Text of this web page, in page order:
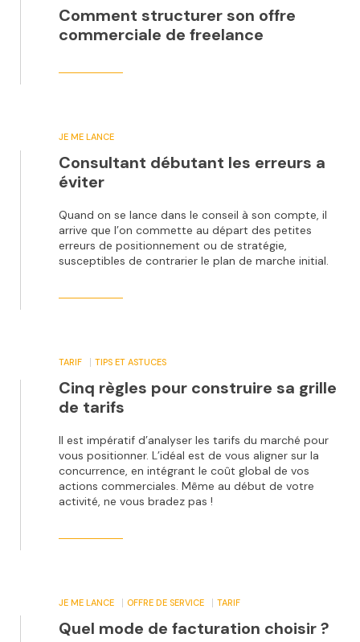
Comment structurer son offre
commerciale de freelance
JE ME LANCE
Consultant débutant les erreurs a
éviter
Quand on se lance dans le conseil à son compte, il
arrive que l’on commette au départ des petites
erreurs de positionnement ou de stratégie,
susceptibles de contrarier le plan de marche initial.
TARIF TIPS ET ASTUCES
Cinq règles pour construire sa grille
de tarifs
Il est impératif d’analyser les tarifs du marché pour
vous positionner. L’idéal est de vous aligner sur la
concurrence, en intégrant le coût global de vos
actions commerciales. Même au début de votre
activité, ne vous bradez pas !
JE ME LANCE OFFRE DE SERVICE TARIF
Quel mode de facturation choisir ?